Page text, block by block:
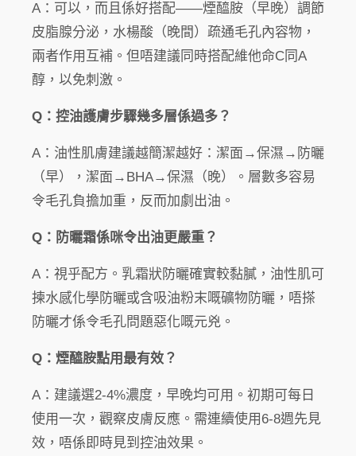
A：可以，而且係好搭配——煙醯胺（早晚）調節
皮脂腺分泌，水楊酸（晚間）疏通毛孔內容物，
兩者作用互補。但唔建議同時搭配維他命C同A
醇，以免刺激。
Q：控油護膚步驟幾多層係過多？
A：油性肌膚建議越簡潔越好：潔面→保濕→防曬
（早），潔面→BHA→保濕（晚）。層數多容易
令毛孔負擔加重，反而加劇出油。
Q：防曬霜係咪令出油更嚴重？
A：視乎配方。乳霜狀防曬確實較黏膩，油性肌可
揀水感化學防曬或含吸油粉末嘅礦物防曬，唔搽
防曬才係令毛孔問題惡化嘅元兇。
Q：煙醯胺點用最有效？
A：建議選2-4%濃度，早晚均可用。初期可每日
使用一次，觀察皮膚反應。需連續使用6-8週先見
效，唔係即時見到控油效果。